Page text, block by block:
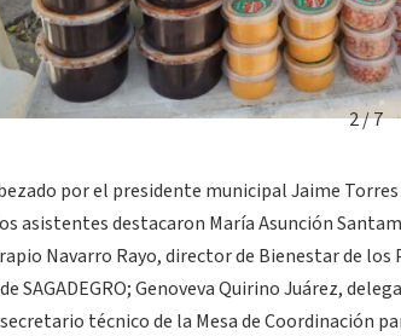
2 / 7
por el presidente municipal Jaime
asistentes destacaron María Asunción
Navarro Rayo, director de Bienestar de
SAGADEGRO; Genoveva Quirino Juárez,
técnico de la Mesa de Coordinación